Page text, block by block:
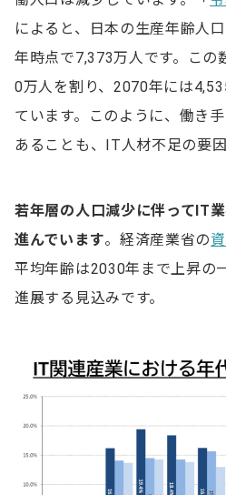
によると、日本の生産年齢人
年時点で7,373万人です。この
0万人を割り、2070年には
ています。このように、働き
あることも、IT人材不足の要因
若年層の人口減少に伴ってIT
進んでいます。経済産業省の
平均年齢は2030年まで上昇の
進展する見込みです。